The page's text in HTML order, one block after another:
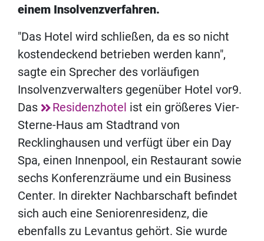
einem Insolvenzverfahren.
"Das Hotel wird schließen, da es so nicht
kostendeckend betrieben werden kann",
sagte ein Sprecher des vorläufigen
Insolvenzverwalters gegenüber Hotel vor9.
Das
Residenzhotel ist ein größeres Vier-
Sterne-Haus am Stadtrand von
Recklinghausen und verfügt über ein Day
Spa, einen Innenpool, ein Restaurant sowie
sechs Konferenzräume und ein Business
Center. In direkter Nachbarschaft befindet
sich auch eine Seniorenresidenz, die
ebenfalls zu Levantus gehört. Sie wurde